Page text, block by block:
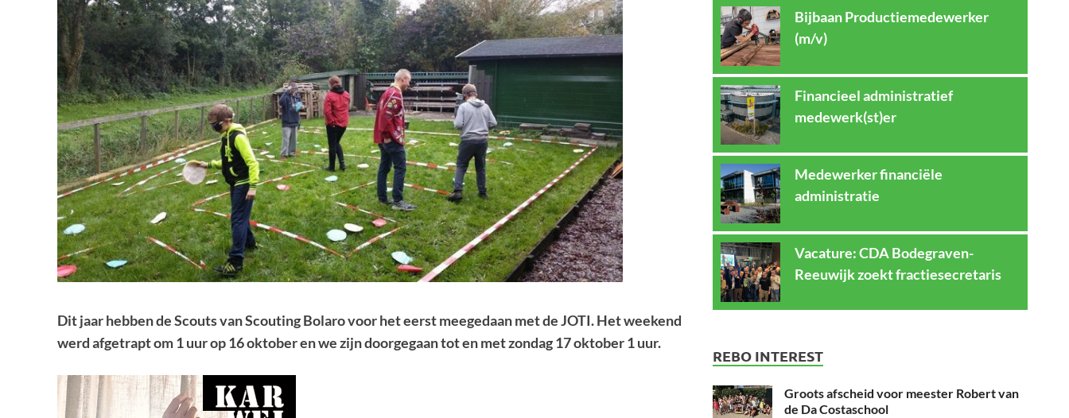
Dit jaar hebben de Scouts van Scouting Bolaro voor het eerst meegedaan met de JOTI. Het weekend
werd afgetrapt om 1 uur op 16 oktober en we zijn doorgegaan tot en met zondag 17 oktober 1 uur.
Bijbaan Productiemedewerker
(m/v)
Financieel administratief
medewerk(st)er
Medewerker financiële
administratie
Vacature: CDA Bodegraven-
Reeuwijk zoekt fractiesecretaris
REBO INTEREST
Groots afscheid voor meester Robert van
de Da Costaschool